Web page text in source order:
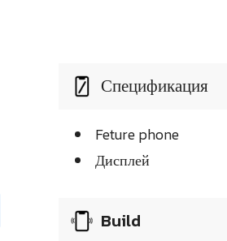
Спецификация
Feture phone
Дисплей
Build